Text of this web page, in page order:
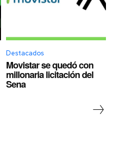
Destacados
Movistar se quedó con
millonaria licitación del
Sena